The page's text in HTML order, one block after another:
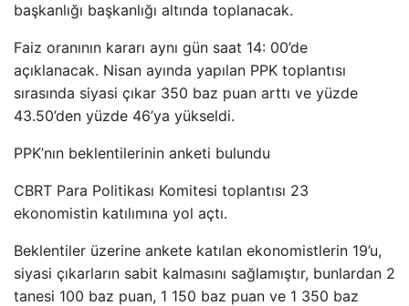
başkanlığı başkanlığı altında toplanacak.
Faiz oranının kararı aynı gün saat 14: 00’de
açıklanacak. Nisan ayında yapılan PPK toplantısı
sırasında siyasi çıkar 350 baz puan arttı ve yüzde
43.50’den yüzde 46’ya yükseldi.
PPK’nın beklentilerinin anketi bulundu
CBRT Para Politikası Komitesi toplantısı 23
ekonomistin katılımına yol açtı.
Beklentiler üzerine ankete katılan ekonomistlerin 19’u,
siyasi çıkarların sabit kalmasını sağlamıştır, bunlardan 2
tanesi 100 baz puan, 1 150 baz puan ve 1 350 baz